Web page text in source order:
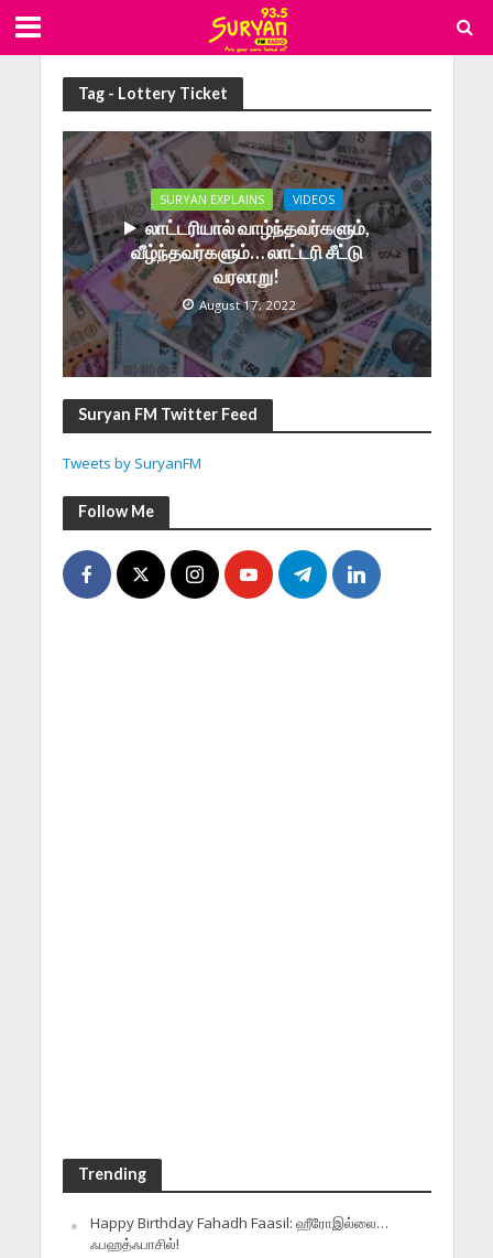
Tag - Lottery Ticket
SURYAN EXPLAINS VIDEOS
லாட்டரியால் வாழ்ந்தவர்களும்,
வீழ்ந்தவர்களும்… லாட்டரி சீட்டு
வரலாறு!
August 17, 2022
Suryan FM Twitter Feed
Tweets by SuryanFM
Follow Me
Trending
Happy Birthday Fahadh Faasil: ஹீரோஇல்லை…
ஃபஹத்ஃபாசில்!